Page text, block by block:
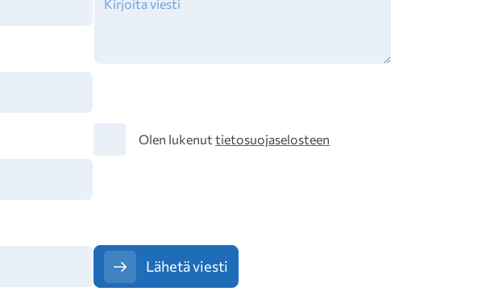
TietosuojaOlen lukenut tietosuojaselosteen
Lähetä viesti